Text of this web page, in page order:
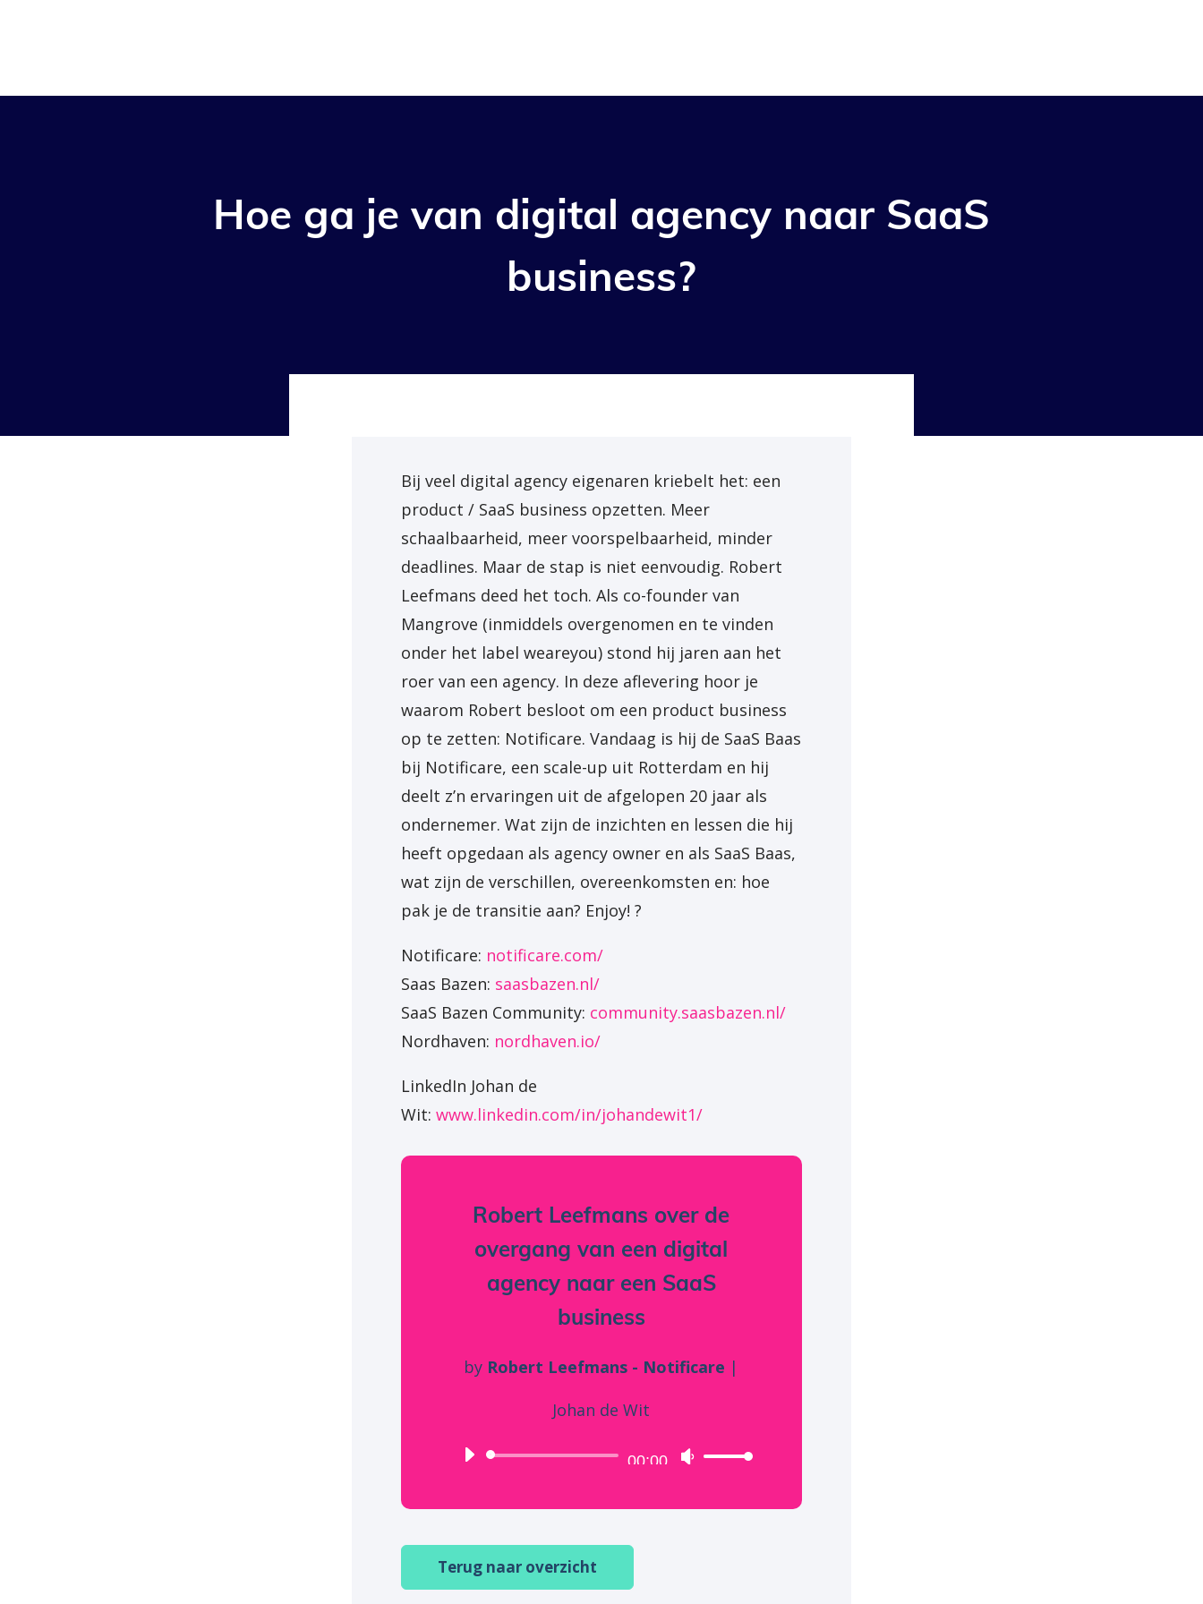
Hoe ga je van digital agency naar SaaS
business?
Bij veel digital agency eigenaren kriebelt het: een
product / SaaS business opzetten. Meer
schaalbaarheid, meer voorspelbaarheid, minder
deadlines. Maar de stap is niet eenvoudig. Robert
Leefmans deed het toch. Als co-founder van
Mangrove (inmiddels overgenomen en te vinden
onder het label weareyou) stond hij jaren aan het
roer van een agency. In deze aflevering hoor je
waarom Robert besloot om een product business
op te zetten: Notificare. Vandaag is hij de SaaS Baas
bij Notificare, een scale-up uit Rotterdam en hij
deelt z’n ervaringen uit de afgelopen 20 jaar als
ondernemer. Wat zijn de inzichten en lessen die hij
heeft opgedaan als agency owner en als SaaS Baas,
wat zijn de verschillen, overeenkomsten en: hoe
pak je de transitie aan? Enjoy! ?
Notificare: notificare.com/
Saas Bazen: saasbazen.nl/
SaaS Bazen Community: community.saasbazen.nl/
Nordhaven: nordhaven.io/
LinkedIn Johan de
Wit:www.linkedin.com/in/johandewit1/
Robert Leefmans over de
overgang van een digital
agency naar een SaaS
business
by Robert Leefmans - Notificare |
Johan de Wit
Audio00:00
Use
Terug naar overzicht